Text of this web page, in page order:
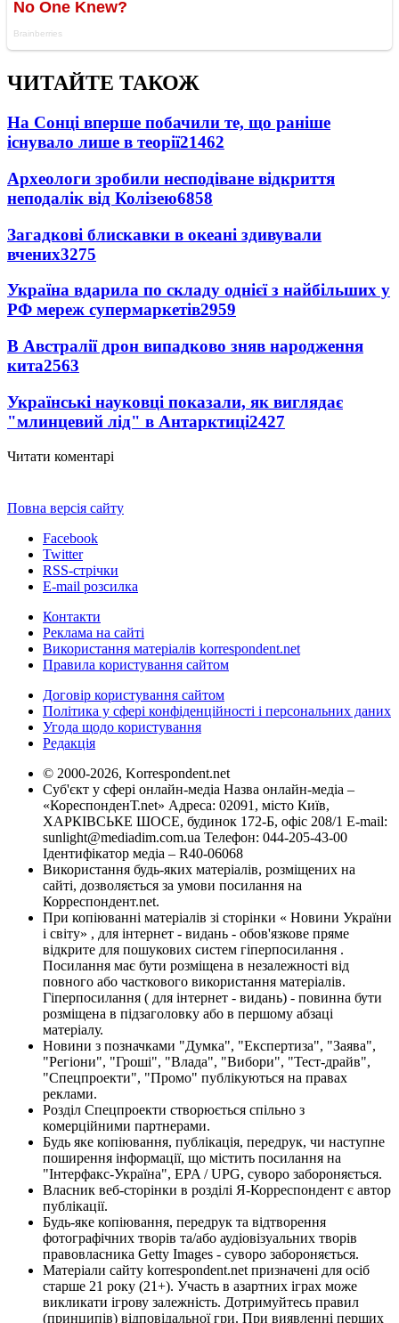
ЧИТАЙТЕ ТАКОЖ
На Сонці вперше побачили те, що раніше
існувало лише в теорії21462
Археологи зробили несподіване відкриття
неподалік від Колізею6858
Загадкові блискавки в океані здивували
вчених3275
Україна вдарила по складу однієї з найбільших у
РФ мереж супермаркетів2959
В Австралії дрон випадково зняв народження
кита2563
Українські науковці показали, як виглядає
"млинцевий лід" в Антарктиці2427
Читати коментарі
Повна версія сайту
Facebook
Twitter
RSS-стрічки
E-mail розсилка
Контакти
Реклама на сайті
Використання матеріалів korrespondent.net
Правила користування сайтом
Договір користування сайтом
Політика у сфері конфіденційності і персональних даних
Угода щодо користування
Редакція
© 2000-2026, Korrespondent.net
Суб'єкт у сфері онлайн-медіа Назва онлайн-медіа –
«КореспонденТ.net» Адреса: 02091, місто Київ,
ХАРКІВСЬКЕ ШОСЕ, будинок 172-Б, офіс 208/1 E-mail:
sunlight@mediadim.com.ua Телефон: 044-205-43-00
Ідентифікатор медіа – R40-06068
Використання будь-яких матеріалів, розміщених на
сайті, дозволяється за умови посилання на
Корреспондент.net.
При копіюванні матеріалів зі сторінки « Новини України
і світу» , для інтернет - видань - обов'язкове пряме
відкрите для пошукових систем гіперпосилання .
Посилання має бути розміщена в незалежності від
повного або часткового використання матеріалів.
Гіперпосилання ( для інтернет - видань) - повинна бути
розміщена в підзаголовку або в першому абзаці
матеріалу.
Новини з позначками "Думка", "Експертиза", "Заява",
"Регіони", "Гроші", "Влада", "Вибори", "Тест-драйв",
"Спецпроекти", "Промо" публікуються на правах
реклами.
Розділ Спецпроекти створюється спільно з
комерційними партнерами.
Будь яке копіювання, публікація, передрук, чи наступне
поширення інформації, що містить посилання на
"Інтерфакс-Україна", EPA / UPG, суворо забороняється.
Власник веб-сторінки в розділі Я-Корреспондент є автор
публікації.
Будь-яке копіювання, передрук та відтворення
фотографічних творів та/або аудіовізуальних творів
правовласника Getty Images - суворо забороняється.
Матеріали сайту korrespondent.net призначені для осіб
старше 21 року (21+). Участь в азартних іграх може
викликати ігрову залежність. Дотримуйтесь правил
(принципів) відповідальної гри. При виявленні перших